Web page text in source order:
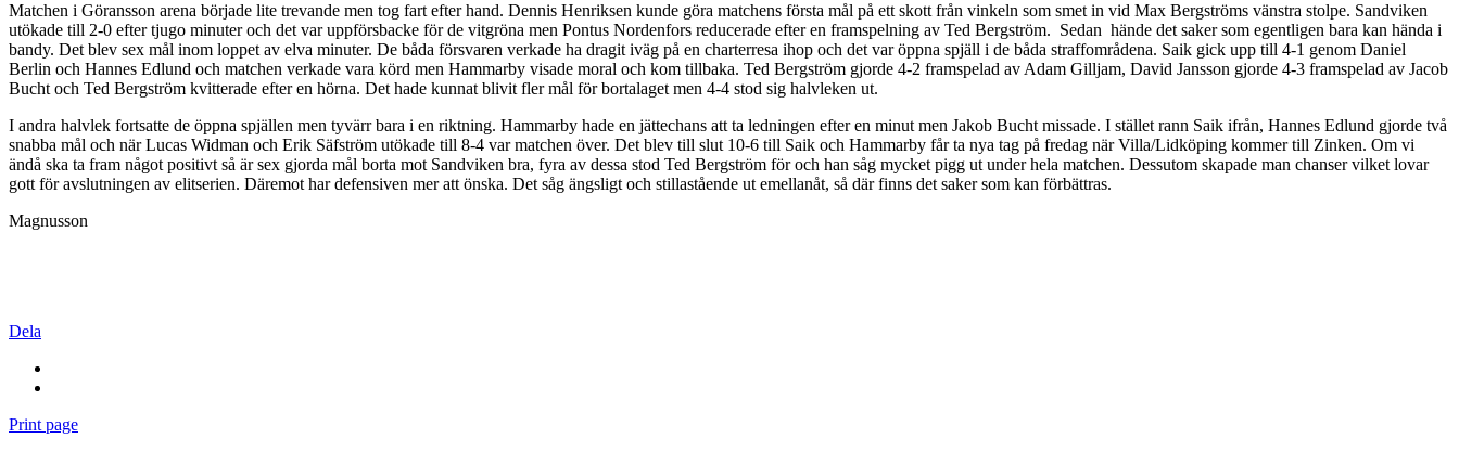
Matchen i Göransson arena började lite trevande men tog fart efter hand. Dennis Henriksen kunde göra matchens första mål på ett skott från vinkeln som smet in vid Max Bergströms vänstra stolpe. Sandviken
utökade till 2-0 efter tjugo minuter och det var uppförsbacke för de vitgröna men Pontus Nordenfors reducerade efter en framspelning av Ted Bergström. Sedan hände det saker som egentligen bara kan hända i
bandy. Det blev sex mål inom loppet av elva minuter. De båda försvaren verkade ha dragit iväg på en charterresa ihop och det var öppna spjäll i de båda straffområdena. Saik gick upp till 4-1 genom Daniel
Berlin och Hannes Edlund och matchen verkade vara körd men Hammarby visade moral och kom tillbaka. Ted Bergström gjorde 4-2 framspelad av Adam Gilljam, David Jansson gjorde 4-3 framspelad av Jacob
Bucht och Ted Bergström kvitterade efter en hörna. Det hade kunnat blivit fler mål för bortalaget men 4-4 stod sig halvleken ut.
I andra halvlek fortsatte de öppna spjällen men tyvärr bara i en riktning. Hammarby hade en jättechans att ta ledningen efter en minut men Jakob Bucht missade. I stället rann Saik ifrån, Hannes Edlund gjorde två
snabba mål och när Lucas Widman och Erik Säfström utökade till 8-4 var matchen över. Det blev till slut 10-6 till Saik och Hammarby får ta nya tag på fredag när Villa/Lidköping kommer till Zinken. Om vi
ändå ska ta fram något positivt så är sex gjorda mål borta mot Sandviken bra, fyra av dessa stod Ted Bergström för och han såg mycket pigg ut under hela matchen. Dessutom skapade man chanser vilket lovar
gott för avslutningen av elitserien. Däremot har defensiven mer att önska. Det såg ängsligt och stillastående ut emellanåt, så där finns det saker som kan förbättras.
Magnusson
Dela
Print page